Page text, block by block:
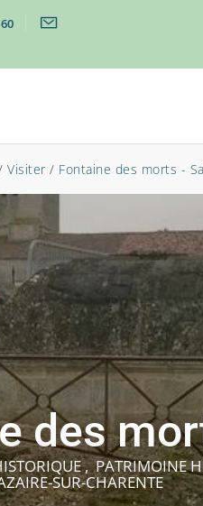
Visiter/ Fontaine des morts -
des
, PATRIMOINE
SUR-CHARENTE